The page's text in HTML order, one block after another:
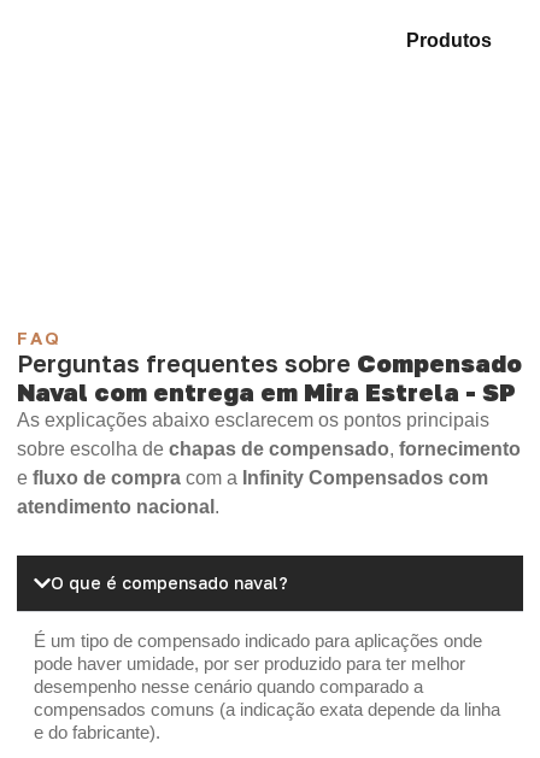
Produtos
FAQ
Perguntas frequentes sobre Compensado
Naval com entrega em Mira Estrela - SP
As explicações abaixo esclarecem os pontos principais
sobre escolha de chapas de compensado, fornecimento
e fluxo de compra com a Infinity Compensados com
atendimento nacional .
O que é compensado naval?
É um tipo de compensado indicado para aplicações onde
pode haver umidade, por ser produzido para ter melhor
desempenho nesse cenário quando comparado a
compensados comuns (a indicação exata depende da linha
e do fabricante).